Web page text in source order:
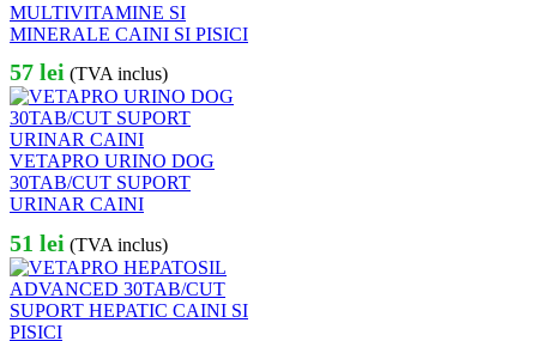
MULTIVITAMINE SI
MINERALE CAINI SI PISICI
57 lei (TVA inclus)
VETAPRO URINO DOG
30TAB/CUT SUPORT
URINAR CAINI
51 lei (TVA inclus)